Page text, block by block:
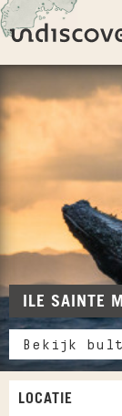
Ga naar inhoud
Undiscovered
ILE SAINTE
Bekijk
LOCATIE